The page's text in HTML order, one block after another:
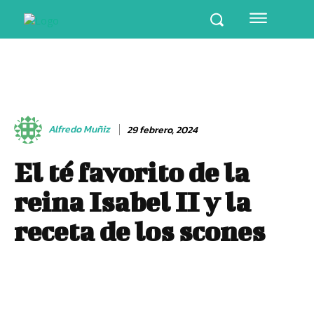
Alfredo Muñiz 29 febrero, 2024
El té favorito de la
reina Isabel II y la
receta de los scones